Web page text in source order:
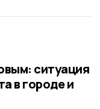
ситуация
в городе и